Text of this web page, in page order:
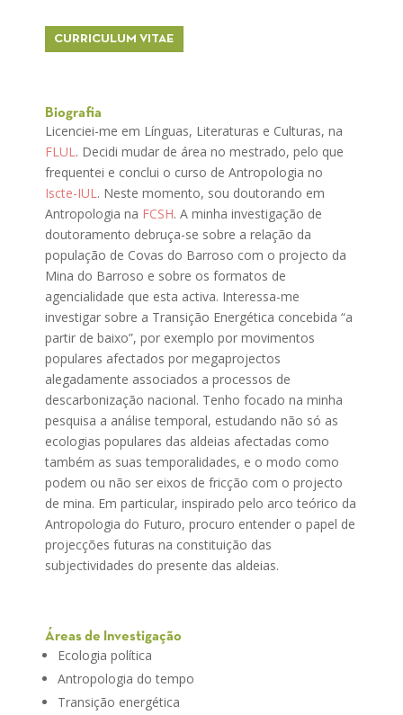
CURRICULUM VITAE
Biografia
Licenciei-me em Línguas, Literaturas e Culturas, na
FLUL . Decidi mudar de área no mestrado, pelo que
frequentei e conclui o curso de Antropologia no
Iscte-IUL . Neste momento, sou doutorando em
Antropologia na FCSH. A minha investigação de
doutoramento debruça-se sobre a relação da
população de Covas do Barroso com o projecto da
Mina do Barroso e sobre os formatos de
agencialidade que esta activa. Interessa-me
investigar sobre a Transição Energética concebida “a
partir de baixo”, por exemplo por movimentos
populares afectados por megaprojectos
alegadamente associados a processos de
descarbonização nacional. Tenho focado na minha
pesquisa a análise temporal, estudando não só as
ecologias populares das aldeias afectadas como
também as suas temporalidades, e o modo como
podem ou não ser eixos de fricção com o projecto
de mina. Em particular, inspirado pelo arco teórico da
Antropologia do Futuro, procuro entender o papel de
projecções futuras na constituição das
subjectividades do presente das aldeias.
Áreas de Investigação
Ecologia política
Antropologia do tempo
Transição energética